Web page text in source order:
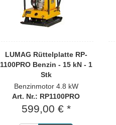
LUMAG Rüttelplatte RP-
1100PRO Benzin - 15 kN - 1
Stk
Benzinmotor 4.8 kW
Art. Nr.: RP1100PRO
599,00 € *